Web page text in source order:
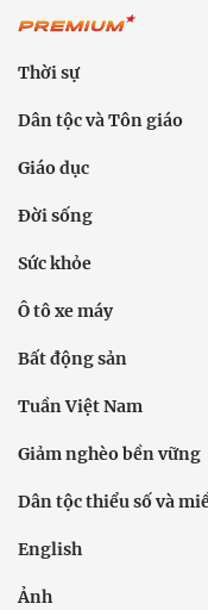
Thời sự
Dân tộc và Tôn giáo
Giáo dục
Đời sống
Sức khỏe
Ô tô xe máy
Bất động sản
Tuần Việt Nam
Giảm nghèo bền vững
Dân tộc thiểu số và
English
Ảnh